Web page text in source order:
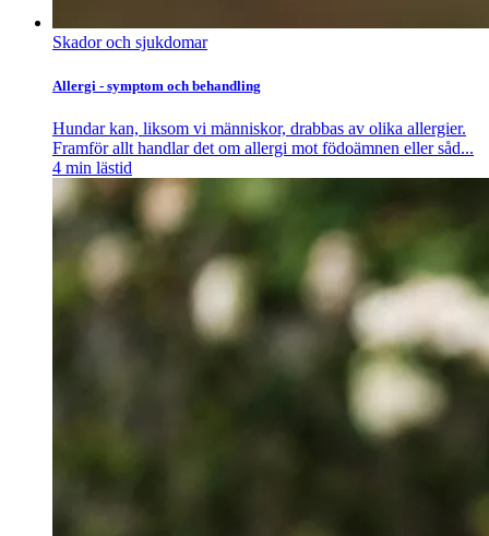
Skador och sjukdomar
Allergi - symptom och behandling
Hundar kan, liksom vi människor, drabbas av olika allergier.
Framför allt handlar det om allergi mot födoämnen eller såd...
4 min lästid